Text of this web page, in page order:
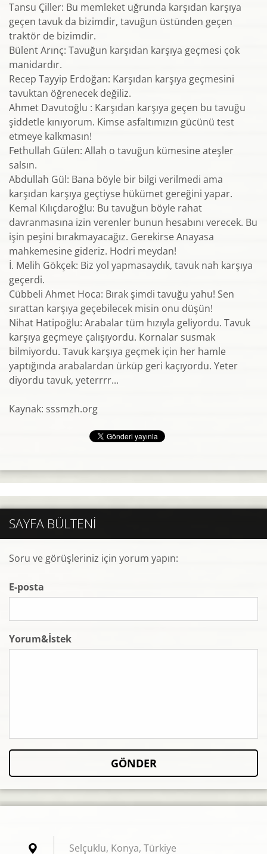
Tansu Çiller: Bu memleket uğrunda karşıdan karşıya
geçen tavuk da bizimdir, tavuğun üstünden geçen
traktör de bizimdir.
Bülent Arınç: Tavuğun karşıdan karşıya geçmesi çok
manidardır.
Recep Tayyip Erdoğan: Karşıdan karşıya geçmesini
tavuktan öğrenecek değiliz.
Ahmet Davutoğlu : Karşıdan karşıya geçen bu tavuğu
şiddetle kınıyorum. Kimse asfaltımızın gücünü test
etmeye kalkmasın!
Fethullah Gülen: Allah o tavuğun kümesine ateşler
salsın.
Abdullah Gül: Bana böyle bir bilgi verilmedi ama
karşıdan karşıya geçtiyse hükümet gereğini yapar.
Kemal Kılıçdaroğlu: Bu tavuğun böyle rahat
davranmasına izin verenler bunun hesabını verecek. Bu
işin peşini bırakmayacağız. Gerekirse Anayasa
mahkemesine gideriz. Hodri meydan!
İ. Melih Gökçek: Biz yol yapmasaydık, tavuk nah karşıya
geçerdi.
Cübbeli Ahmet Hoca: Bırak şimdi tavuğu yahu! Sen
sırattan karşıya geçebilecek misin onu düşün!
Nihat Hatipoğlu: Arabalar tüm hızıyla geliyordu. Tavuk
karşıya geçmeye çalışıyordu. Kornalar susmak
bilmiyordu. Tavuk karşıya geçmek için her hamle
yaptığında arabalardan ürküp geri kaçıyordu. Yeter
diyordu tavuk, yeterrrr...
Kaynak: sssmzh.org
SAYFA BÜLTENI
Soru ve görüşleriniz için yorum yapın:
E-posta
Yorum&İstek
Selçuklu, Konya, Türkiye